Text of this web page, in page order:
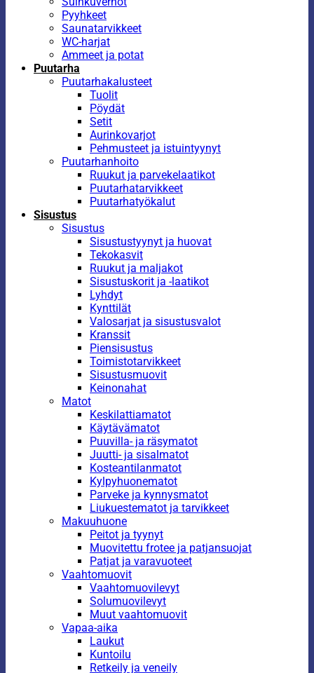
Pyyhkeet
Saunatarvikkeet
WC-harjat
Ammeet ja potat
Puutarha
Puutarhakalusteet
Tuolit
Pöydät
Setit
Aurinkovarjot
Pehmusteet ja istuintyynyt
Puutarhanhoito
Ruukut ja parvekelaatikot
Puutarhatarvikkeet
Puutarhatyökalut
Sisustus
Sisustus
Sisustustyynyt ja huovat
Tekokasvit
Ruukut ja maljakot
Sisustuskorit ja -laatikot
Lyhdyt
Kynttilät
Valosarjat ja sisustusvalot
Kranssit
Piensisustus
Toimistotarvikkeet
Sisustusmuovit
Keinonahat
Matot
Keskilattiamatot
Käytävämatot
Puuvilla- ja räsymatot
Juutti- ja sisalmatot
Kosteantilanmatot
Kylpyhuonematot
Parveke ja kynnysmatot
Liukuestematot ja tarvikkeet
Makuuhuone
Peitot ja tyynyt
Muovitettu frotee ja patjansuojat
Patjat ja varavuoteet
Vaahtomuovit
Vaahtomuovilevyt
Solumuovilevyt
Muut vaahtomuovit
Vapaa-aika
Laukut
Kuntoilu
Retkeily ja veneily